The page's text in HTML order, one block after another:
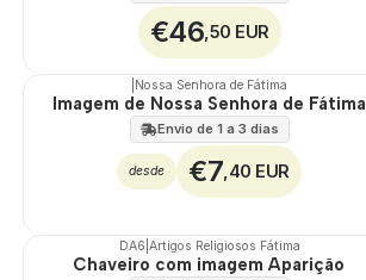
€46 ,50 EUR
Nossa Senhora de Fátima
Imagem de Nossa Senhora de Fátima
Envio de 1 a 3 dias
desde €7 ,40 EUR
DA6 Artigos Religiosos Fátima
Chaveiro com imagem Aparição